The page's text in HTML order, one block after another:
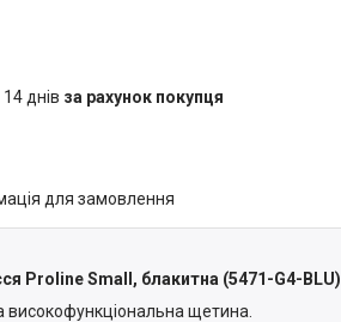
днів за рахунок покупця
для замовлення
Proline Small, блакитна (5471-G4-BLU)
високофункціональна щетина.